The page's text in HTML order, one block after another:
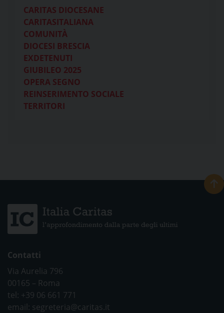
CARITAS DIOCESANE
CARITASITALIANA
COMUNITÀ
DIOCESI BRESCIA
EXDETENUTI
GIUBILEO 2025
OPERA SEGNO
REINSERIMENTO SOCIALE
TERRITORI
Contatti
Via Aurelia 796
00165 – Roma
tel: +39 06 661 771
email: segreteria@caritas.it